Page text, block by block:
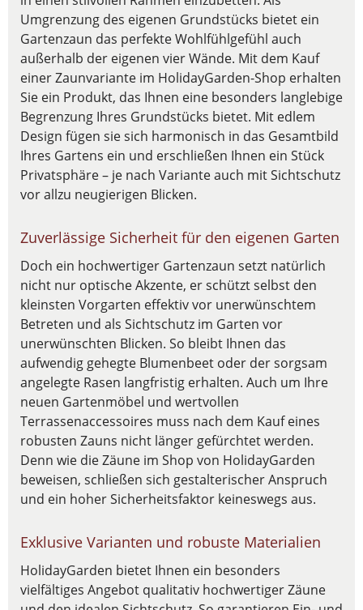
Umgrenzung des eigenen Grundstücks bietet ein
Gartenzaun das perfekte Wohlfühlgefühl auch
außerhalb der eigenen vier Wände. Mit dem Kauf
einer Zaunvariante im HolidayGarden-Shop erhalten
Sie ein Produkt, das Ihnen eine besonders langlebige
Begrenzung Ihres Grundstücks bietet. Mit edlem
Design fügen sie sich harmonisch in das Gesamtbild
Ihres Gartens ein und erschließen Ihnen ein Stück
Privatsphäre – je nach Variante auch mit Sichtschutz
vor allzu neugierigen Blicken.
Zuverlässige Sicherheit für den eigenen Garten
Doch ein hochwertiger Gartenzaun setzt natürlich
nicht nur optische Akzente, er schützt selbst den
kleinsten Vorgarten effektiv vor unerwünschtem
Betreten und als Sichtschutz im Garten vor
unerwünschten Blicken. So bleibt Ihnen das
aufwendig gehegte Blumenbeet oder der sorgsam
angelegte Rasen langfristig erhalten. Auch um Ihre
neuen Gartenmöbel und wertvollen
Terrassenaccessoires muss nach dem Kauf eines
robusten Zauns nicht länger gefürchtet werden.
Denn wie die Zäune im Shop von HolidayGarden
beweisen, schließen sich gestalterischer Anspruch
und ein hoher Sicherheitsfaktor keineswegs aus.
Exklusive Varianten und robuste Materialien
HolidayGarden bietet Ihnen ein besonders
vielfältiges Angebot qualitativ hochwertiger Zäune